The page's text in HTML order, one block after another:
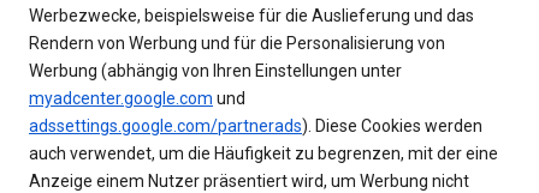
Werbezwecke, beispielsweise für die Auslieferung und das
Rendern von Werbung und für die Personalisierung von
Werbung (abhängig von Ihren Einstellungen unter
myadcenter.google.com und
adssettings.google.com/partnerads). Diese Cookies werden
auch verwendet, um die Häufigkeit zu begrenzen, mit der eine
Anzeige einem Nutzer präsentiert wird, um Werbung nicht